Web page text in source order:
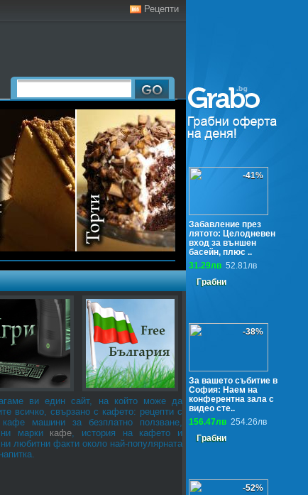
-41%
Забавление през
лятото: Целодневен
вход за външен
басейн, плюс ..
31.29лв 52.81лв
Грабни
-38%
За вашето събитие в
София: Наем на
конферентна зала с
видео сте..
156.47лв 254.26лв
Грабни
-52%
Рецепти
ви един сайт, на който може да
всичко, свързано с кафето: рецепти с
машини за безплатно ползване,
марки кафе, история на кафето и
любитни факти около най-популярната